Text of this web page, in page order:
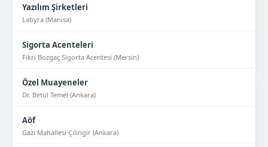
Yazılım Şirketleri
Labyra (Manisa)
Sigorta Acenteleri
Fikri Bozgaç Sigorta Acentesi (Mersin)
Özel Muayeneler
Dr. Betül Temel (Ankara)
Aöf
Gazi Mahallesi Çilingir (Ankara)